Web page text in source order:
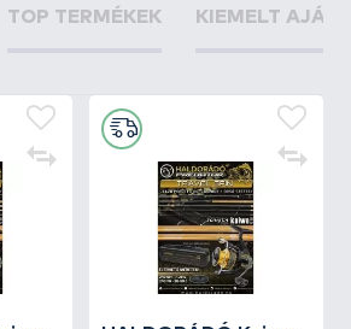
TOP TERMÉKEK KIEMELT